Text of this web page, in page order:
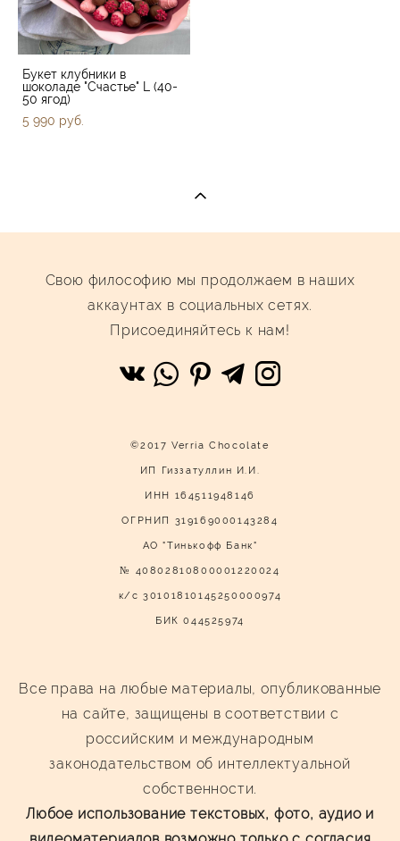
Букет клубники в
шоколаде "Счастье" L (40-
50 ягод)
5 990 pуб.
Cвою философию мы продолжаем в наших
аккаунтах в социальных сетях.
Присоединяйтесь к нам!
©2017 Verria Chocolate
ИП Гиззатуллин И.И.
ИНН 164511948146
ОГРНИП 319169000143284
АО "Тинькофф Банк"
№ 40802810800001220024
к/с 30101810145250000974
БИК 044525974
Все права на любые материалы, опубликованные
на сайте, защищены в соответствии с
российским и международным
законодательством об интеллектуальной
собственности.
Любое использование текстовых, фото, аудио и